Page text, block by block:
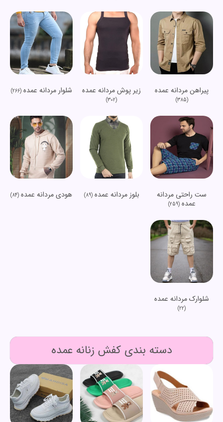
پیراهن مردانه عمده
(385)
زیر پوش مردانه عمده
(302)
شلوار مردانه عمده(266)
ست راحتی مردانه
عمده(259)
بلوز مردانه عمده(89) هودی مردانه عمده (84)
شلوارک مردانه عمده
(22)
دسته بندی کفش زنانه عمده